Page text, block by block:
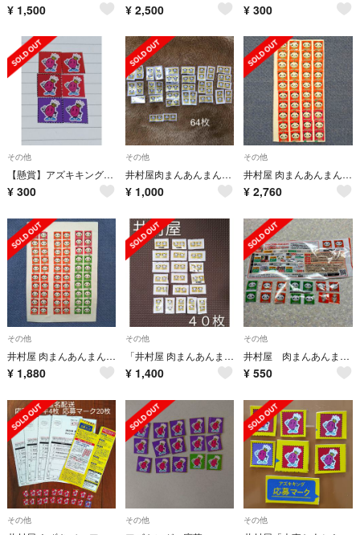
¥ 1,500 ¥ 2,500 ¥ 300
その他
【懸賞】アズキキングマーク 6枚
¥ 300
その他
井村屋肉まんあんまんキャンペーン応募マーク64枚
¥ 1,000
その他
井村屋 肉まんあんまんキャンペーン応募マーク×40枚×２ ※バラ売り不可
¥ 2,760
その他
井村屋 肉まんあんまんキャンペーン応募マーク×60枚 #8 ※バラ売り不可
¥ 1,880
その他
「井村屋 肉まんあんまん ManyThanksキャンペーン」応募・４０まとめ売り
¥ 1,400
その他
井村屋 肉まんあんまん1６枚
¥ 550
その他 その他 その他